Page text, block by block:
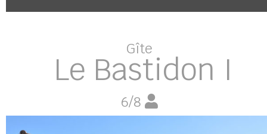
Gîte
Le Bastidon I
6/8